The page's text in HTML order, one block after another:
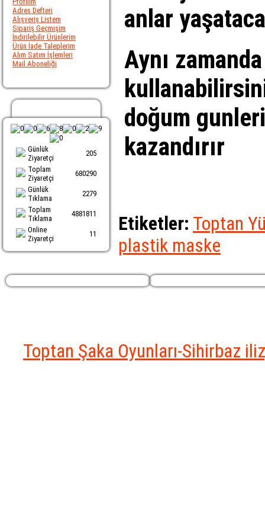
Adres Defteri
Alışveriş Listem
Sipariş Geçmişim
İndirilebilir Ürünlerim
Ürün İade Taleplerim
Alım Satım İşlemleri
Mail Aboneliği
Günlük
Ziyaretçi
205
Toplam
Ziyaretçi
680290
Günlük
Tıklama
2279
Toplam
Tıklama
4881811
Online
Ziyaretçi
11
anlar
Aynı
doğum
kazandırır
Etiketler: Toptan
plastik maske
Toptan Şaka Oyunları-Sihirbaz